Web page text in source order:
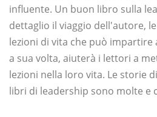
influente. Un buon libro sulla
dettaglio il viaggio dell'autore,
lezioni di vita che può impartire
a sua volta, aiuterà i lettori a
lezioni nella loro vita. Le storie
libri di leadership sono molte e